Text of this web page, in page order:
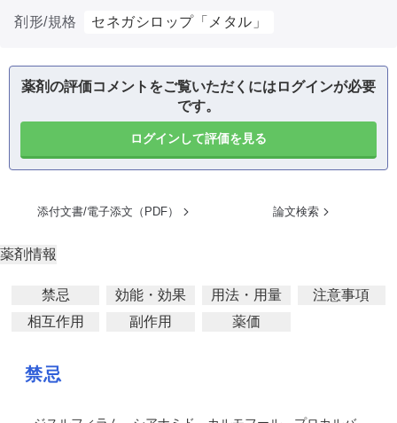
剤形/規格
セネガシロップ「メタル」
薬剤の評価コメントをご覧いただくにはログインが必要
です。
ログインして評価を見る
添付文書/電子添文（PDF） 論文検索
薬剤情報
禁忌 効能・効果 用法・用量
注意事項
相互作用
副作用 薬価
禁忌